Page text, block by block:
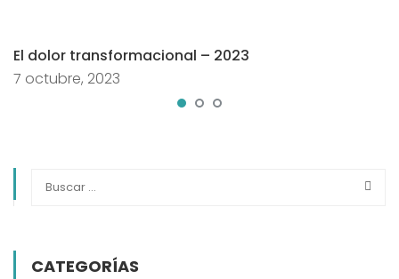
El dolor transformacional – 2023
7 octubre, 2023
CATEGORÍAS